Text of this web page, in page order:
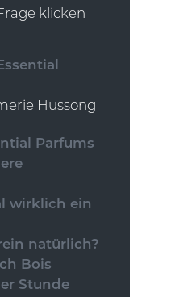
klicken
Hussong
Parfums
wirklich ein
natürlich?
Bois
Stunde